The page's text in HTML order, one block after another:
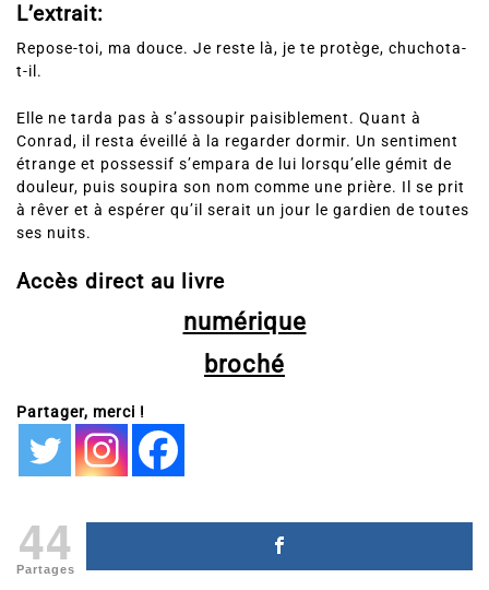
L’extrait:
Repose-toi, ma douce. Je reste là, je te protège, chuchota-
t-il.
Elle ne tarda pas à s’assoupir paisiblement. Quant à
Conrad, il resta éveillé à la regarder dormir. Un sentiment
étrange et possessif s’empara de lui lorsqu’elle gémit de
douleur, puis soupira son nom comme une prière. Il se prit
à rêver et à espérer qu’il serait un jour le gardien de toutes
ses nuits.
Accès direct au livre
numérique
broché
Partager, merci !
44
Partages